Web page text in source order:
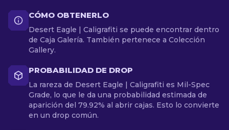
CÓMO OBTENERLO
Desert Eagle | Caligrafiti se puede encontrar dentro
de Caja Galería. También pertenece a Colección
Gallery.
PROBABILIDAD DE DROP
La rareza de Desert Eagle | Caligrafiti es Mil-Spec
Grade, lo que le da una probabilidad estimada de
aparición del 79.92% al abrir cajas. Esto lo convierte
en un drop común.